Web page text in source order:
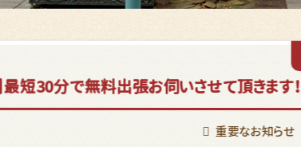
短30分で無料出張お伺いさせて頂きます！
重要なお知らせ